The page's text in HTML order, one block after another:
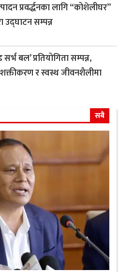
प्रवर्द्धनका लागि “कोशेलीघर”
उद्घाटन सम्पन्न
बल’ प्रतियोगिता सम्पन्न,
र स्वस्थ जीवनशैलीमा
उमेश सोनामको अभिनय क्षेत्रमा
संग रोमान्स: हेर्नुहोस भिडियो ।
प्रहरी कार्यालय,मोरङको
लागि नरिवल पानी पिउनु हुन
सबै